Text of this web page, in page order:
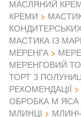
МАСЛЯНИЙ
КРЕМИ
МАСТИКА ІЗ
МЕРЕНГА
МЕРЕНГОВИЙ
ТОРТ З
РЕКОМЕНДАЦІЇ
ОБРОБКА М ЯСА
МЛИНЦІ